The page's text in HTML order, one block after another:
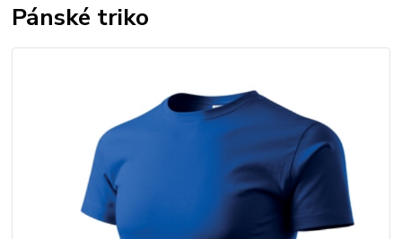
Pánské triko